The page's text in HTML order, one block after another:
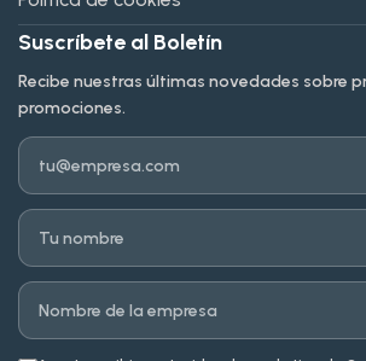
Suscríbete al Boletín
Recibe nuestras últimas novedades sobre
promociones.
Email
Nombre
Empresa